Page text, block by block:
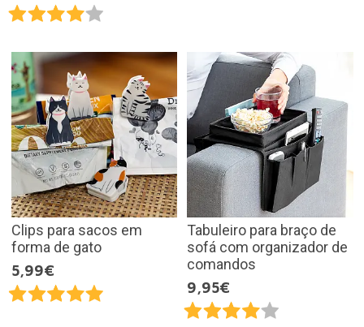
Clips para sacos em
forma de gato
5,99€
Tabuleiro para braço de
sofá com organizador de
comandos
9,95€